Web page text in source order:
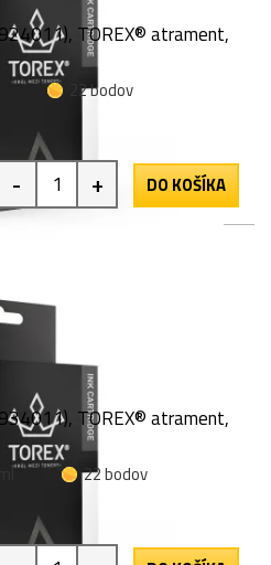
TOREX® atrament,
22 bodov
- + DO KOŠÍKA
TOREX® atrament,
22 bodov